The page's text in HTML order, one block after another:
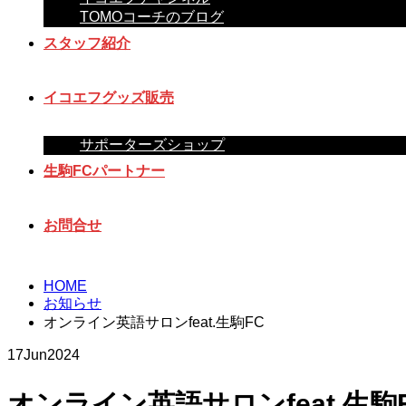
TOMOコーチのブログ
スタッフ紹介
イコエフグッズ販売
サポーターズショップ
生駒FCパートナー
お問合せ
HOME
お知らせ
オンライン英語サロンfeat.生駒FC
17Jun2024